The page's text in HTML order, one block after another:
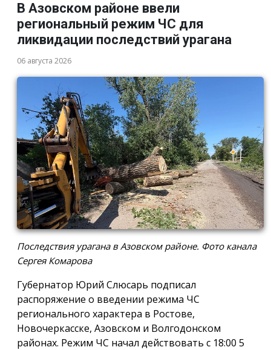
В Азовском районе ввели
региональный режим ЧС для
ликвидации последствий урагана
06 августа 2026
Последствия урагана в Азовском районе. Фото канала
Сергея Комарова
Губернатор Юрий Слюсарь подписал
распоряжение о введении режима ЧС
регионального характера в Ростове,
Новочеркасске, Азовском и Волгодонском
районах. Режим ЧС начал действовать с 18:00 5